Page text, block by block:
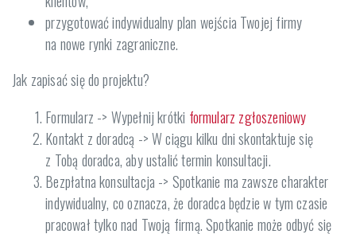
przygotować indywidualny plan wejścia Twojej firmy
na nowe rynki zagraniczne.
Jak zapisać się do projektu?
Formularz -> Wypełnij krótki formularz zgłoszeniowy
Kontakt z doradcą -> W ciągu kilku dni skontaktuje się
z Tobą doradca, aby ustalić termin konsultacji.
Bezpłatna konsultacja -> Spotkanie ma zawsze charakter
indywidualny, co oznacza, że doradca będzie w tym czasie
pracował tylko nad Twoją firmą. Spotkanie może odbyć się